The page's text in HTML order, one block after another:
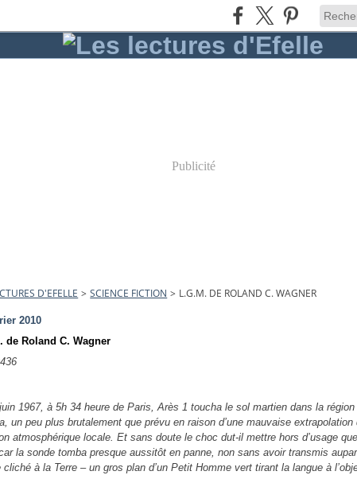
Publicité
D'EFELLE > SCIENCE FICTION > L.G.M. DE ROLAND C. WAGNER
2010
de Roland C. Wagner
1967, à 5h 34 heure de Paris, Arès 1 toucha le sol martien dans la
un peu plus brutalement que prévu en raison d’une mauvaise extrapolation
atmosphérique locale. Et sans doute le choc dut-il mettre hors d’usage
la sonde tomba presque aussitôt en panne, non sans avoir transmis
cliché à la Terre – un gros plan d’un Petit Homme vert tirant la langue à